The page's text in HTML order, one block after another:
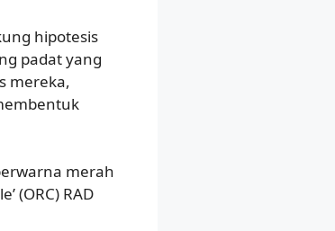
hipotesis
padat yang
mereka,
merah
(ORC) RAD